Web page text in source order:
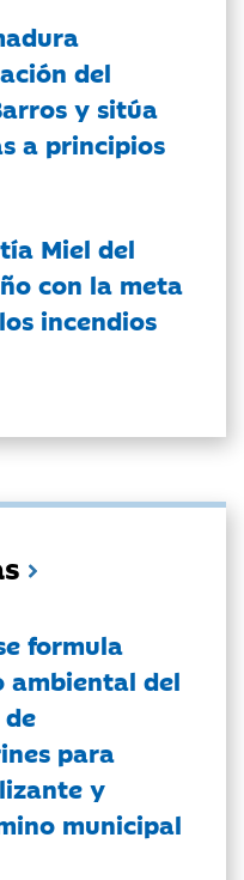
del
y sitúa
a principios
Miel del
con la meta
incendios
formula
ambiental del
para
y
municipal